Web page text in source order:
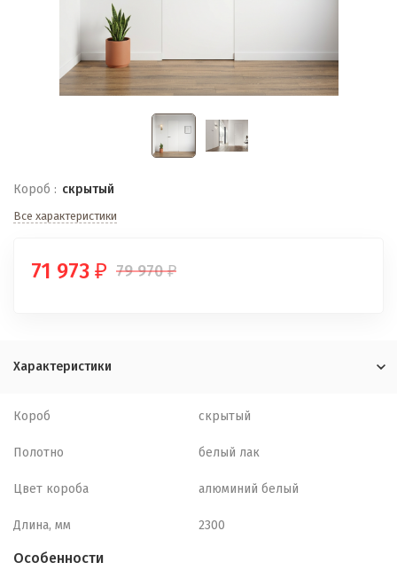
Короб : скрытый
Все характеристики
71 973 ₽ 79 970₽
Характеристики
Короб скрытый
Полотно белый лак
Цвет короба алюминий белый
Длина, мм 2300
Особенности